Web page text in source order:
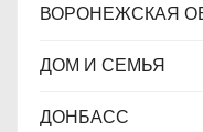
ВОРОНЕЖСКАЯ
ДОМ И СЕМЬЯ
ДОНБАСС